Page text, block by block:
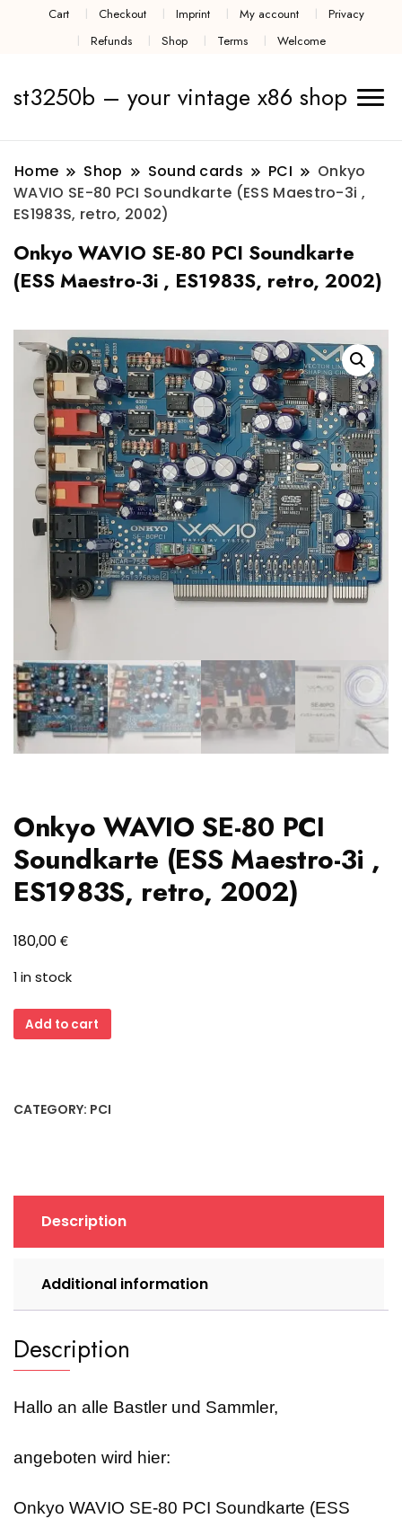
Cart Checkout Imprint My account
Privacy
Refunds
Shop Terms Welcome
st3250b – your vintage x86 shop
Home Shop Sound cards PCI
Onkyo
WAVIO SE-80 PCI Soundkarte (ESS Maestro-3i ,
ES1983S, retro, 2002)
Onkyo WAVIO SE-80 PCI Soundkarte
(ESS Maestro-3i , ES1983S, retro, 2002)
Onkyo WAVIO SE-80 PCI
Soundkarte (ESS Maestro-3i ,
ES1983S, retro, 2002)
180,00€
1 in stock
Onkyo
WAVIO
PCI
3i
2002)
Add to cart
CATEGORY: PCI
Description
Additional information
Description
Hallo an alle Bastler und Sammler,
angeboten wird hier:
Onkyo WAVIO SE-80 PCI Soundkarte (ESS